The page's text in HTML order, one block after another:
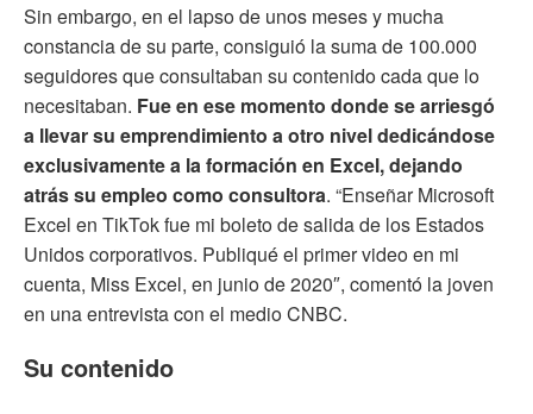
Sin embargo, en el lapso de unos meses y mucha
constancia de su parte, consiguió la suma de 100.000
seguidores que consultaban su contenido cada que lo
necesitaban. Fue en ese momento donde se arriesgó
a llevar su emprendimiento a otro nivel dedicándose
exclusivamente a la formación en Excel, dejando
atrás su empleo como consultora. “Enseñar Microsoft
Excel en TikTok fue mi boleto de salida de los Estados
Unidos corporativos. Publiqué el primer video en mi
cuenta, Miss Excel, en junio de 2020″, comentó la joven
en una entrevista con el medio CNBC.
Su contenido